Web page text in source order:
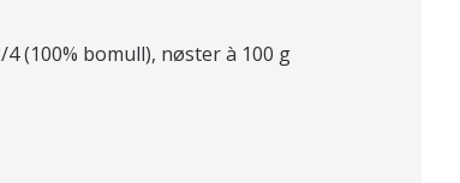
4 (100% bomull), nøster à 100 g